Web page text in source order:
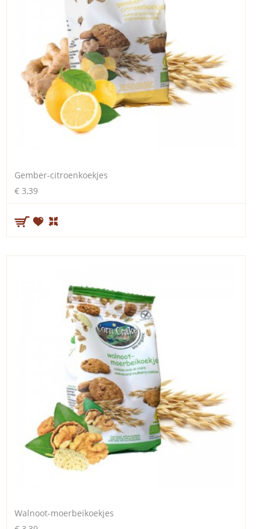
Gember-citroenkoekjes
€ 3,39
Walnoot-moerbeikoekjes